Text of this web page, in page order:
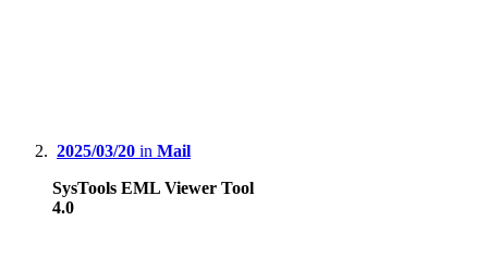
2025/03/20 in Mail
SysTools EML Viewer Tool
4.0